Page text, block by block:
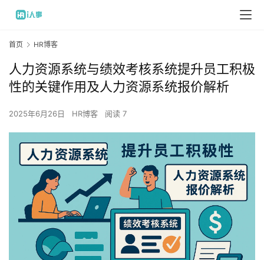
首页 HR博客
人力资源系统与绩效考核系统提升员工积极
性的关键作用及人力资源系统报价解析
2025年6月26日 HR博客 阅读 7